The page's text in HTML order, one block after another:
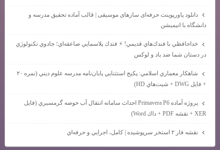
دانلود پاورپوینت حرفه‌ای سازهای موسیقی | قالب آماده تحقیق مدرسه و
دانشگاه با انیمیشن
خداحافظي با فندك‌هاي قديمي! ⚡ فندك پلاسمايي صاعقه‌اي؛ جادوي تكنولوژي
در دستان شما ضد باد و لوكس
شاهكار معماري اسلامي: پكيج استثنايي پايان‌نامه مدرسه علوم ديني (نمره ۲۰
+ فايل DWG + شيت‌هاي HD)
پروژه آماده Primavera P6 احداث سامانه انتقال آب حوضه گرمسيري (فايل
XER + نقشه PDF + داك Word)
نقشه فاز ۲ استخر سرپوشيده | كامل، اجرايي و حرفه‌اي